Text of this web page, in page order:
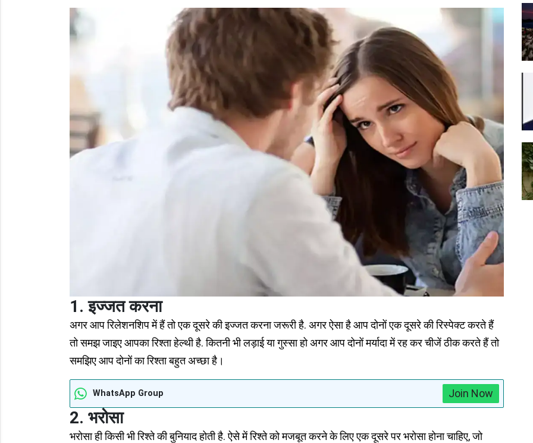
1. इज्जत करना
अगर आप रिलेशनशिप में हैं तो एक दूसरे की इज्जत करना जरूरी है. अगर ऐसा है आप दोनों एक दूसरे की रिस्पेक्ट करते हैं
तो समझ जाइए आपका रिश्ता हेल्थी है. कितनी भी लड़ाई या गुस्सा हो अगर आप दोनों मर्यादा में रह कर चीजें ठीक करते हैं तो
समझिए आप दोनों का रिश्ता बहुत अच्छा है।
WhatsApp Group Join Now
2. भरोसा
भरोसा ही किसी भी रिश्ते की बुनियाद होती है. ऐसे में रिश्ते को मजबूत करने के लिए एक दूसरे पर भरोसा होना चाहिए, जो